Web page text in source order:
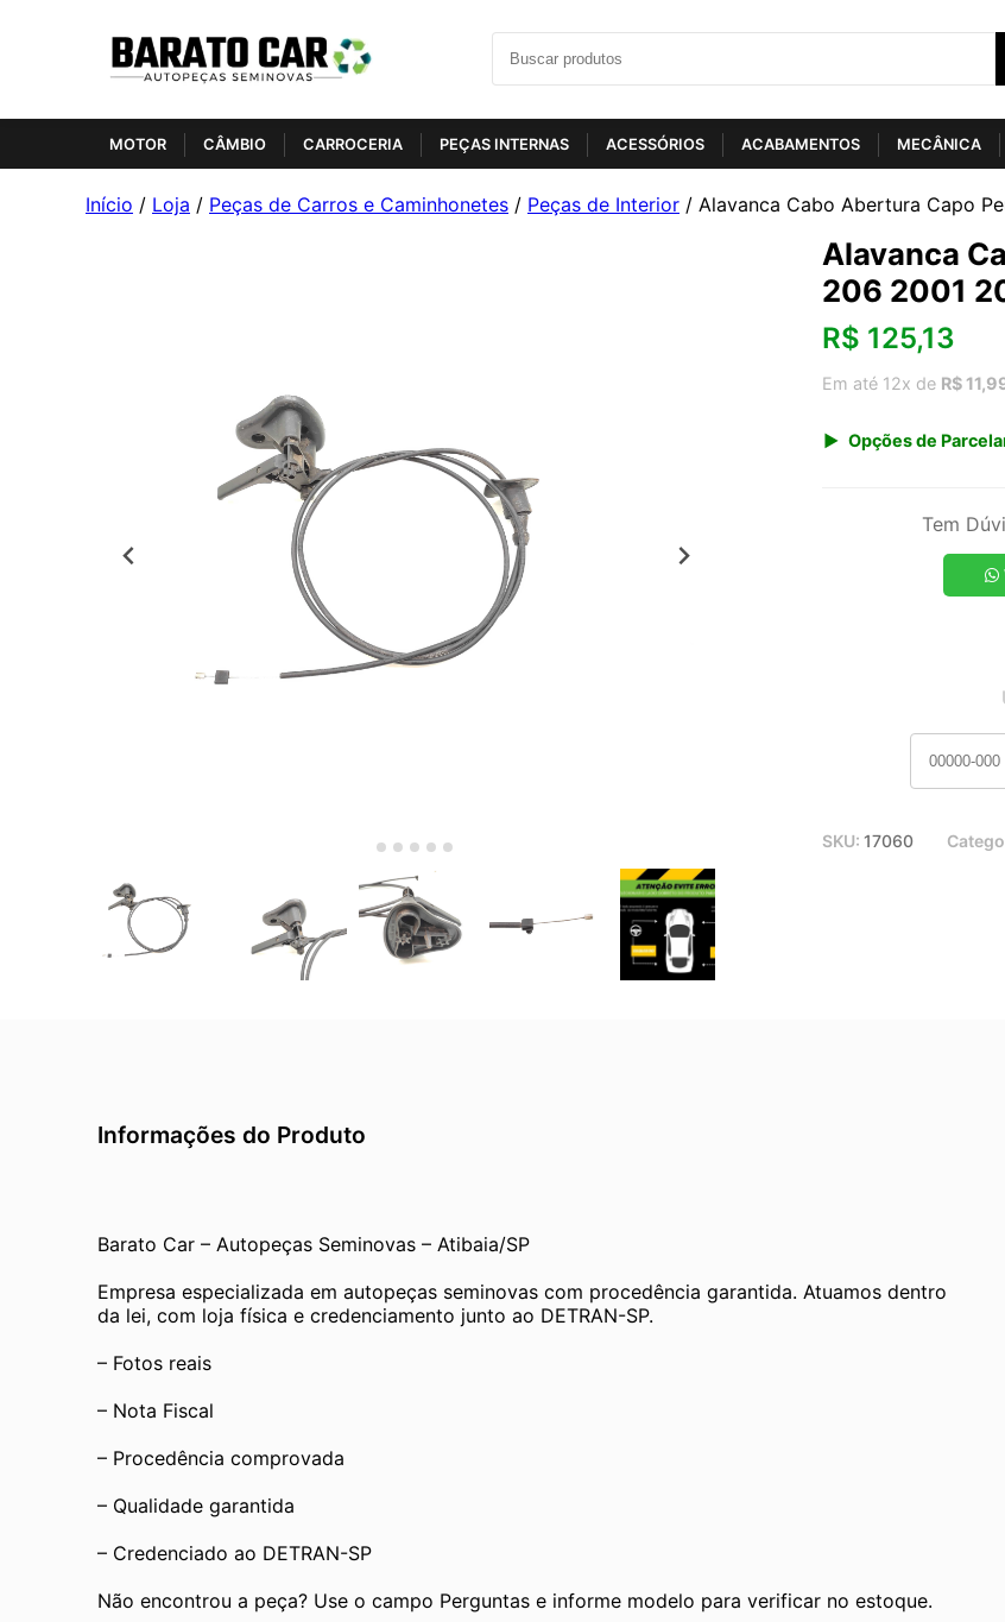
MOTOR CÂMBIO CARROCERIA PEÇAS INTERNAS ACESSÓRIOS ACABAMENTOS MECÂNICA
Início / Loja / Peças de Carros e Caminhonetes / Peças de Interior / Alavanca Cabo Abertura Capo
Alavanca
206 2001
R$ 125,13
Em até 12x de R$
Opções de
Tem
SKU: 17060
Informações do Produto
Barato Car – Autopeças Seminovas – Atibaia/SP
Empresa especializada em autopeças seminovas com procedência garantida. Atuamos dentro
da lei, com loja física e credenciamento junto ao DETRAN-SP.
– Fotos reais
– Nota Fiscal
– Procedência comprovada
– Qualidade garantida
– Credenciado ao DETRAN-SP
Não encontrou a peça? Use o campo Perguntas e informe modelo para verificar no estoque.